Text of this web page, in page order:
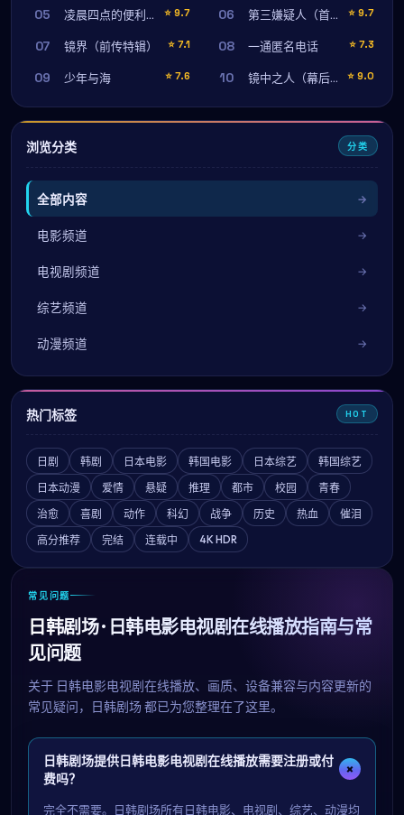
05 凌晨四点的便利店 ⭐ 9.7 06 第三嫌疑人（首映纪念版） ⭐ 9.7
07 镜界（前传特辑） ⭐ 7.1 08 一通匿名电话 ⭐ 7.3
09 少年与海 ⭐ 7.6 10 镜中之人（幕后纪录） ⭐ 9.0
浏览分类 分类
全部内容
电影频道
电视剧频道
综艺频道
动漫频道
热门标签 HOT
日剧 韩剧 日本电影 韩国电影 日本综艺
韩国综艺
日本动漫
爱情 悬疑 推理 都市 校园
青春
治愈
喜剧 动作 科幻 战争 历史 热血
催泪
高分推荐
完结 连载中 4K HDR
常见问题
日韩剧场 · 日韩电影电视剧在线播放指南与常
见问题
关于 日韩电影电视剧在线播放、画质、设备兼容与内容更新的
常见疑问，
日韩剧场 都已为您整理在了这里。
日韩剧场提供日韩电影电视剧在线播放需要注册或付
费吗？
+
完全不需要。日韩剧场所有日韩电影、电视剧、综艺、动漫均